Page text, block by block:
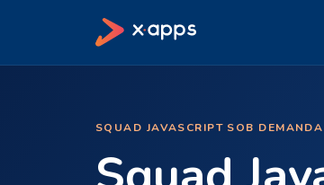
SQUAD JAVASCRIPT SOB DEMANDA